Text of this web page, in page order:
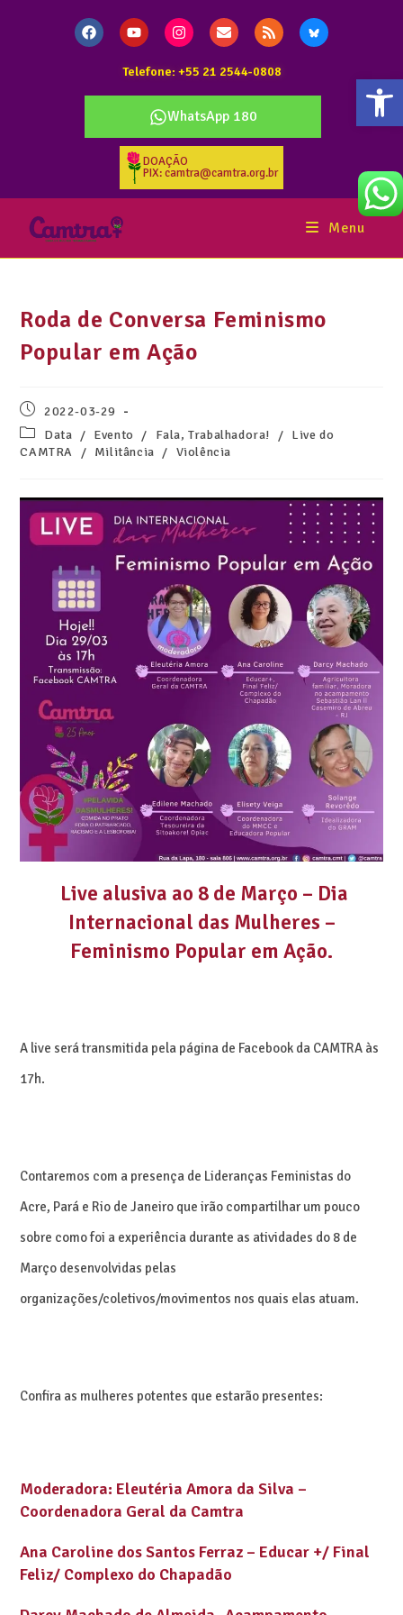
Telefone: +55 21 2544-0808
WhatsApp 180
DOAÇÃO
PIX: camtra@camtra.org.br
Menu
Roda de Conversa Feminismo
Popular em Ação
2022-03-29
Data / Evento / Fala, Trabalhadora! / Live do
CAMTRA
/ Militância / Violência
Live alusiva ao 8 de Março – Dia
Internacional das Mulheres –
Feminismo Popular em Ação.
A live será transmitida pela página de Facebook da CAMTRA às
17h.
Contaremos com a presença de Lideranças Feministas do
Acre, Pará e Rio de Janeiro que irão compartilhar um pouco
sobre como foi a experiência durante as atividades do 8 de
Março desenvolvidas pelas
organizações/coletivos/movimentos nos quais elas atuam.
Confira as mulheres potentes que estarão presentes:
Moderadora: Eleutéria Amora da Silva –
Coordenadora Geral da Camtra
Ana Caroline dos Santos Ferraz – Educar +/ Final
Feliz/ Complexo do Chapadão